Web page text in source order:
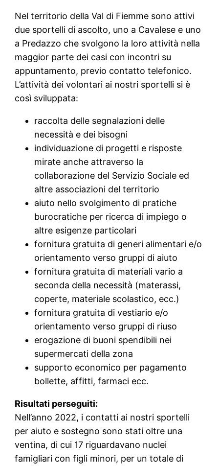
Nel territorio della Val di Fiemme sono attivi
due sportelli di ascolto, uno a Cavalese e uno
a Predazzo che svolgono la loro attività nella
maggior parte dei casi con incontri su
appuntamento, previo contatto telefonico.
L’attività dei volontari ai nostri sportelli si è
così sviluppata:
raccolta delle segnalazioni delle
necessità e dei bisogni
individuazione di progetti e risposte
mirate anche attraverso la
collaborazione del Servizio Sociale ed
altre associazioni del territorio
aiuto nello svolgimento di pratiche
burocratiche per ricerca di impiego o
altre esigenze particolari
fornitura gratuita di generi alimentari e/o
orientamento verso gruppi di aiuto
fornitura gratuita di materiali vario a
seconda della necessità (materassi,
coperte, materiale scolastico, ecc.)
fornitura gratuita di vestiario e/o
orientamento verso gruppi di riuso
erogazione di buoni spendibili nei
supermercati della zona
supporto economico per pagamento
bollette, affitti, farmaci ecc.
Risultati perseguiti:
Nell’anno 2022, i contatti ai nostri sportelli
per aiuto e sostegno sono stati oltre una
ventina, di cui 17 riguardavano nuclei
famigliari con figli minori, per un totale di